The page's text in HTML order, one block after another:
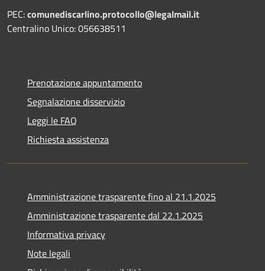
PEC:comunediscarlino.protocollo@legalmail.it
Centralino Unico: 056638511
Prenotazione appuntamento
Segnalazione disservizio
Leggi le FAQ
Richiesta assistenza
Amministrazione trasparente fino al 21.1.2025
Amministrazione trasparente dal 22.1.2025
Informativa privacy
Note legali